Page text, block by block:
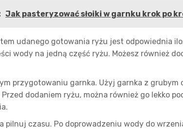
Jak pasteryzować słoiki w garnku krok po
udanego gotowania ryżu jest odpowiednia
wody na jedną część ryżu. Możesz również
przygotowaniu garnka. Użyj garnka z
Przed dodaniem ryżu, można również go lekko
pilnuj czasu. Po doprowadzeniu wody do